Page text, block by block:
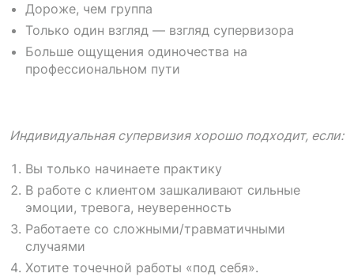
Дороже, чем группа
Только один взгляд — взгляд супервизора
Больше ощущения одиночества на
профессиональном пути
Индивидуальная супервизия хорошо подходит, если:
Вы только начинаете практику
В работе с клиентом зашкаливают сильные
эмоции, тревога, неуверенность
Работаете со сложными/травматичными
случаями
Хотите точечной работы «под себя».